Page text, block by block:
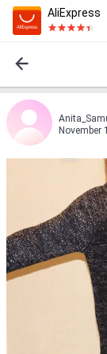
AliExpress
November